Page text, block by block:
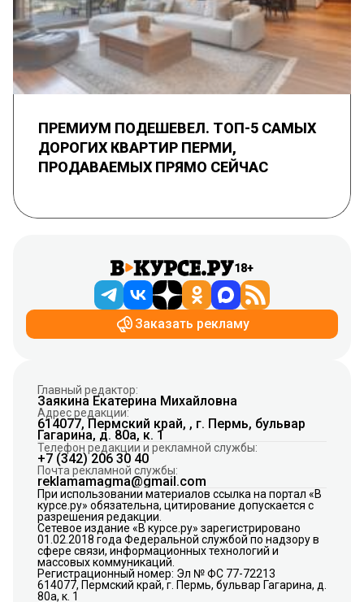
ПРЕМИУМ ПОДЕШЕВЕЛ. ТОП-5 САМЫХ
ДОРОГИХ КВАРТИР ПЕРМИ,
ПРОДАВАЕМЫХ ПРЯМО СЕЙЧАС
18+
Заказать рекламу
Главный редактор:
Заякина Екатерина Михайловна
Адрес редакции:
614077, Пермский край, , г. Пермь, бульвар
Гагарина, д. 80а, к. 1
Телефон редакции и рекламной службы:
+7 (342) 206 30 40
Почта рекламной службы:
reklamamagma@gmail.com
При использовании материалов ссылка на портал «В
курсе.ру» обязательна, цитирование допускается с
разрешения редакции.
Сетевое издание «В курсе.ру» зарегистрировано
01.02.2018 года Федеральной службой по надзору в
сфере связи, информационных технологий и
массовых коммуникаций.
Регистрационный номер: Эл № ФС 77-72213
614077, Пермский край, г. Пермь, бульвар Гагарина, д.
80а, к. 1